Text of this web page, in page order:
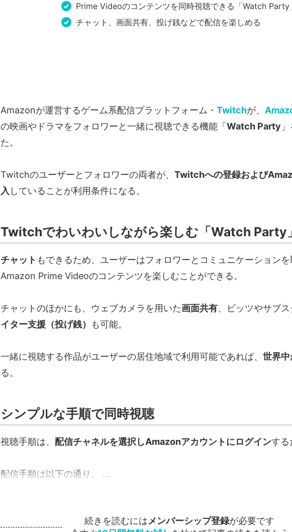
Prime Videoのコンテンツを同時視聴できる「Watch Party
チャット、画面共有、投げ銭などで配信を楽しめる
Amazonが運営するゲーム系配信プラットフォーム・ Twitchが、
の映画やドラマをフォロワーと一緒に視聴できる機能「Watch Party
た。
Twitchのユーザーとフォロワーの両者が、 Twitchへの登録および
入 していることが利用条件になる。
Twitchでわいわいしながら楽しむ「Watch Party
チャット もできるため、ユーザーはフォロワーとコミュニケーション
Amazon Prime Videoのコンテンツを楽しむことができる。
チャットのほかにも、ウェブカメラを用いた画面共有、ビッツやサブ
イター支援（投げ銭）
も可能。
一緒に視聴する作品がユーザーの居住地域で利用可能であれば、 世界
る。
シンプルな手順で同時視聴
視聴手順は、 配信チャネルを選択しAmazonアカウントにログインする
配信手順は以下の通り。 ...
続きを読むにはメンバーシップ登録が必要です